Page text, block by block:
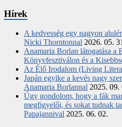
Hírek
A kedvesség egy nagyon
Nicki Thorntonnal 2026. 05.
Anamaria Borlan látogatása a
Könyvfesztiválon és a
Az Élő Irodalom (Living
Japán egyike a kevés nagy
Anamaria Borlannal 2025. 09.
Úgy gondolom, hogy a fák
megfigyelői, és sokat tudnak
Papajannival 2025. 06. 02.